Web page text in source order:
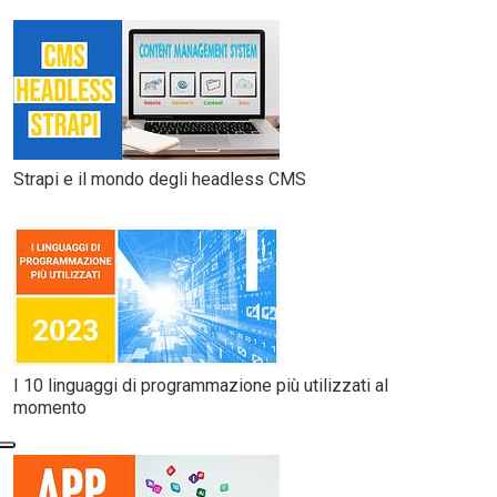
Strapi e il mondo degli headless CMS
I 10 linguaggi di programmazione più utilizzati al
momento